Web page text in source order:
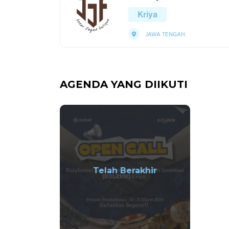
Kriya
JAWA TENGAH
AGENDA YANG DIIKUTI
Telah Berakhir